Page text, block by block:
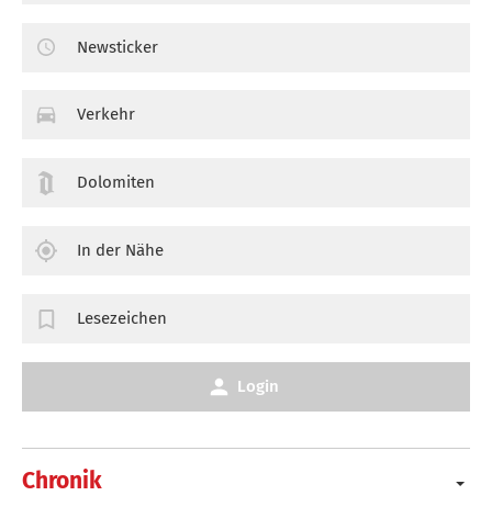
Chronik
Newsticker
Verkehr
Dolomiten
In der Nähe
Lesezeichen
Login